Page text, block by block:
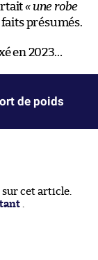
« une robe
présumés.
en 2023…
de poids
sur cet article.
.